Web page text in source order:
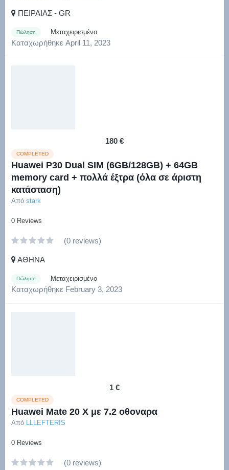
ΠΕΙΡΑΙΑΣ - GR
Πώληση Μεταχειρισμένο
Καταχωρήθηκε April 11, 2023
180 €
COMPLETED
Huawei P30 Dual SIM (6GB/128GB) + 64GB
memory card + πολλά έξτρα (όλα σε άριστη
κατάσταση)
Από stark
0 Reviews
(0 reviews)
ΑΘΗΝΑ
Πώληση Μεταχειρισμένο
Καταχωρήθηκε February 3, 2023
1 €
COMPLETED
Huawei Mate 20 X με 7.2 οθοναρα
Από LLLEFTERIS
0 Reviews
(0 reviews)